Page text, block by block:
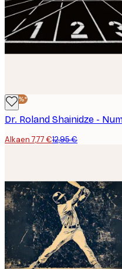
-40%*
Alkaen 7,77 €12,95 €